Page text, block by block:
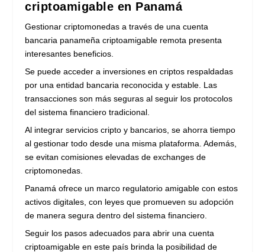
criptoamigable en Panamá
Gestionar criptomonedas a través de una cuenta
bancaria panameña criptoamigable remota presenta
interesantes beneficios.
Se puede acceder a inversiones en criptos respaldadas
por una entidad bancaria reconocida y estable. Las
transacciones son más seguras al seguir los protocolos
del sistema financiero tradicional.
Al integrar servicios cripto y bancarios, se ahorra tiempo
al gestionar todo desde una misma plataforma. Además,
se evitan comisiones elevadas de exchanges de
criptomonedas.
Panamá ofrece un marco regulatorio amigable con estos
activos digitales, con leyes que promueven su adopción
de manera segura dentro del sistema financiero.
Seguir los pasos adecuados para abrir una cuenta
criptoamigable en este país brinda la posibilidad de